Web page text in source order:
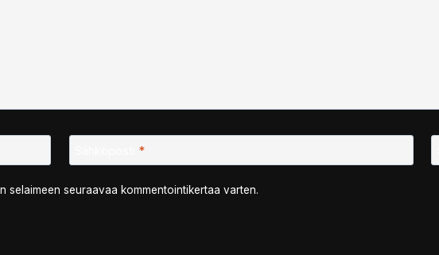
*
selaimeen seuraavaa kommentointikertaa varten.